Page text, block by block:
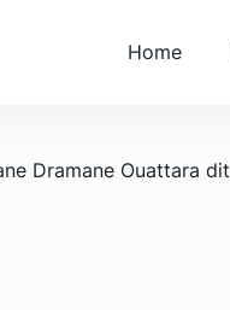
Home